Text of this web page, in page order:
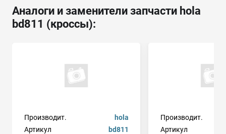
Аналоги и заменители запчасти hola
bd811 (кроссы):
Производит.
hola
Артикул
bd811
Производит.
Артикул